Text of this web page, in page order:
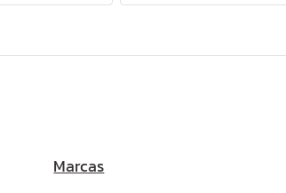
Marcas